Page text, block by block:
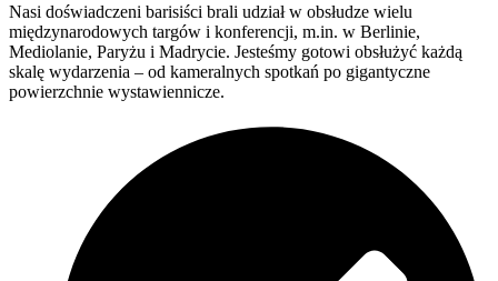
Nasi doświadczeni barisiści brali udział w obsłudze wielu
międzynarodowych targów i konferencji, m.in. w Berlinie,
Mediolanie, Paryżu i Madrycie. Jesteśmy gotowi obsłużyć każdą
skalę wydarzenia – od kameralnych spotkań po gigantyczne
powierzchnie wystawiennicze.